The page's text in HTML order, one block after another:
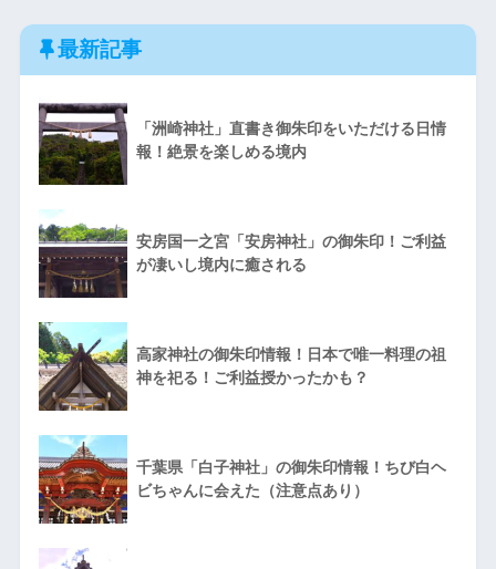
最新記事
「洲崎神社」直書き御朱印をいただける日情
報！絶景を楽しめる境内
安房国一之宮「安房神社」の御朱印！ご利益
が凄いし境内に癒される
高家神社の御朱印情報！日本で唯一料理の祖
神を祀る！ご利益授かったかも？
千葉県「白子神社」の御朱印情報！ちび白ヘ
ビちゃんに会えた（注意点あり）